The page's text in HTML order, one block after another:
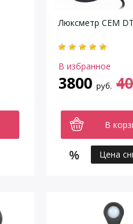
Люксметр CEM
В избранное
3800 руб.
В
Цена